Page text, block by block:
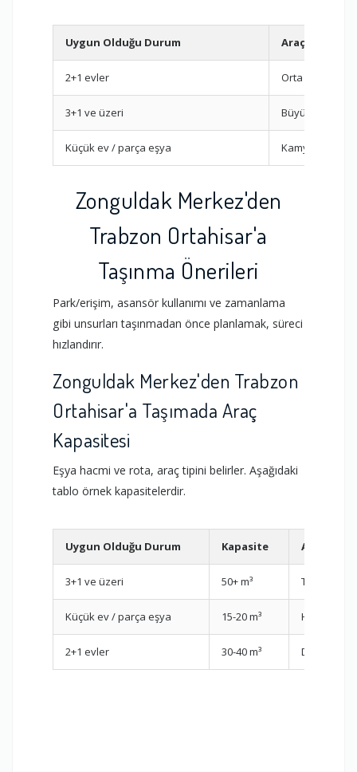
Uygun Olduğu Durum Araç
2+1 evler Orta Kamyon
3+1 ve üzeri Büyük Kamyon
Küçük ev / parça eşya Kamyonet
Zonguldak Merkez'den
Trabzon Ortahisar'a
Taşınma Önerileri
Park/erişim, asansör kullanımı ve zamanlama
gibi unsurları taşınmadan önce planlamak, süreci
hızlandırır.
Zonguldak Merkez'den Trabzon
Ortahisar'a Taşımada Araç
Kapasitesi
Eşya hacmi ve rota, araç tipini belirler. Aşağıdaki
tablo örnek kapasitelerdir.
Uygun Olduğu Durum Kapasite Avantaj
3+1 ve üzeri 50+ m³ Tek
Küçük ev / parça eşya 15-20 m³ Hızlı ve
2+1 evler 30-40 m³ Daha fazla